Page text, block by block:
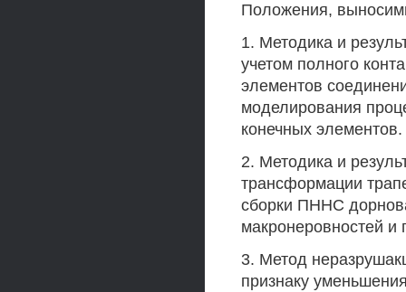
Положения,
1. Методика и
учетом полного
элементов
моделирования
конечных элементов.
2. Методика и
трансформации
сборки ПННС
макронеровностей
3. Метод
признаку